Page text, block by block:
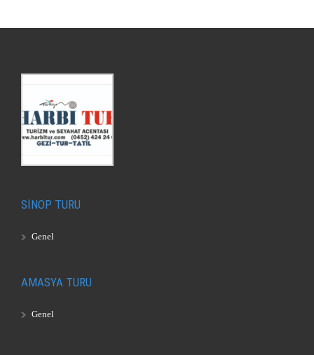
SİNOP TURU
Genel
AMASYA TURU
Genel